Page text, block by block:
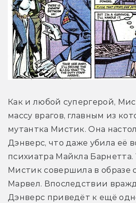
Как и любой супергерой,
массу врагов, главным из
мутантка Мистик. Она
Дэнверс, что даже убила её
психиатра Майкла Барнетта.
Мистик совершила в образе
Марвел. Впоследствии
Дэнверс приведёт к ещё